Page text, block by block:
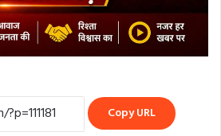
Copy URL